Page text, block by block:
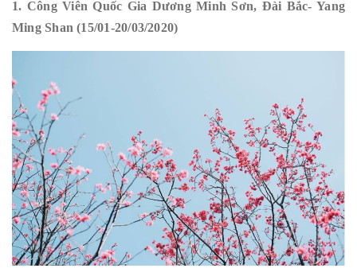
1. Công Viên Quốc Gia Dương Minh Sơn, Đài Bắc- Yang
Ming Shan (15/01-20/03/2020)